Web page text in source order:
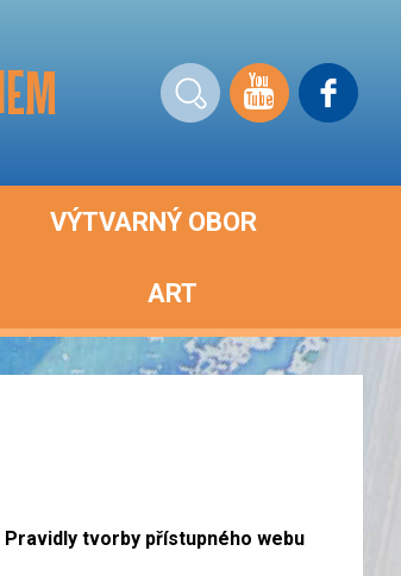
VÝTVARNÝ OBOR
ART
Pravidly tvorby přístupného webu